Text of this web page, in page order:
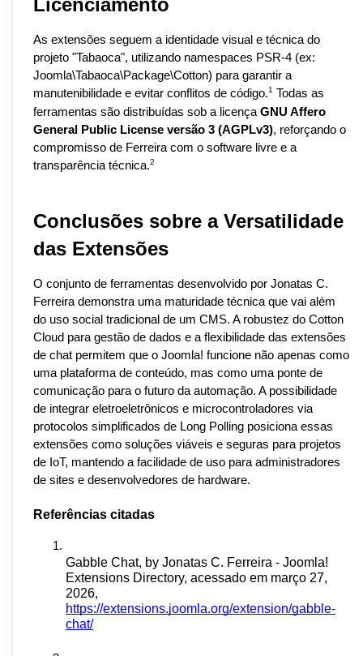
Licenciamento
As extensões seguem a identidade visual e técnica do
projeto "Tabaoca", utilizando namespaces PSR-4 (ex:
Joomla\Tabaoca\Package\Cotton) para garantir a
manutenibilidade e evitar conflitos de código.1 Todas as
ferramentas são distribuídas sob a licença GNU Affero
General Public License versão 3 (AGPLv3), reforçando o
compromisso de Ferreira com o software livre e a
transparência técnica.2
Conclusões sobre a Versatilidade
das Extensões
O conjunto de ferramentas desenvolvido por Jonatas C.
Ferreira demonstra uma maturidade técnica que vai além
do uso social tradicional de um CMS. A robustez do Cotton
Cloud para gestão de dados e a flexibilidade das extensões
de chat permitem que o Joomla! funcione não apenas como
uma plataforma de conteúdo, mas como uma ponte de
comunicação para o futuro da automação. A possibilidade
de integrar eletroeletrônicos e microcontroladores via
protocolos simplificados de Long Polling posiciona essas
extensões como soluções viáveis e seguras para projetos
de IoT, mantendo a facilidade de uso para administradores
de sites e desenvolvedores de hardware.
Referências citadas
Gabble Chat, by Jonatas C. Ferreira - Joomla!
Extensions Directory, acessado em março 27,
https://extensions.joomla.org/extension/gabble-
chat/